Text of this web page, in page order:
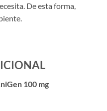
De esta forma,
100 mg